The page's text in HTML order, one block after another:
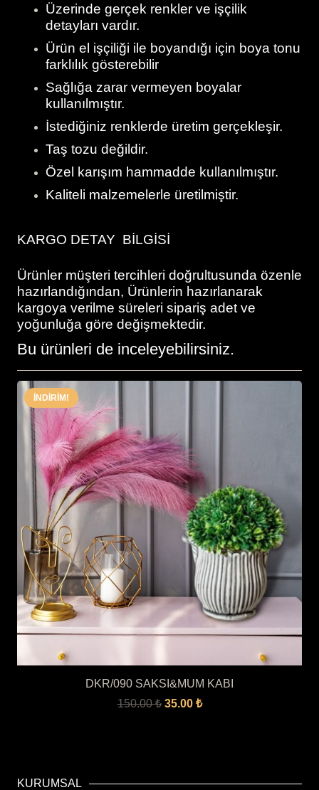
Üzerinde gerçek renkler ve işçilik
detayları vardır.
Ürün el işçiliği ile boyandığı için boya tonu
farklılık gösterebilir
Sağlığa zarar vermeyen boyalar
kullanılmıştır.
İstediğiniz renklerde üretim gerçekleşir.
Taş tozu değildir.
Özel karışım hammadde kullanılmıştır.
Kaliteli malzemelerle üretilmiştir.
KARGO DETAY BİLGİSİ
Ürünler müşteri tercihleri doğrultusunda özenle
hazırlandığından, Ürünlerin hazırlanarak
kargoya verilme süreleri sipariş adet ve
yoğunluğa göre değişmektedir.
Bu ürünleri de inceleyebilirsiniz.
İNDIRIM!
DKR/090 SAKSI&MUM KABI
150.00₺ Orijinal
35.00 ₺Şu
KURUMSAL